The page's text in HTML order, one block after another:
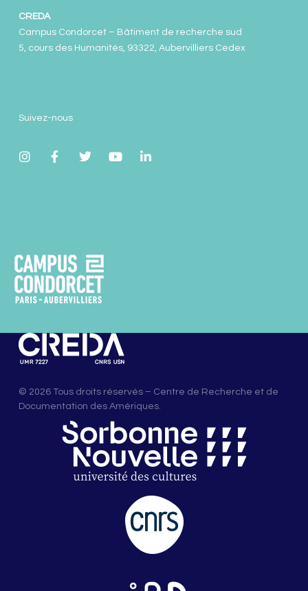
© 2026 Tous droits réservés – Centre de Recherche et de
Documentation des Amériques.
CREDA
Campus Condorcet – Bâtiment de recherche sud
5, cours des Humanités, 93322, Aubervilliers Cedex
Suivez-nous